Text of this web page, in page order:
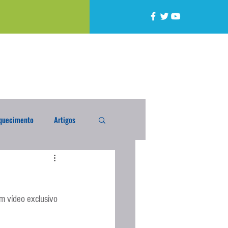
Artigos
Compra Exterior
Enquete
vídeo exclusivo